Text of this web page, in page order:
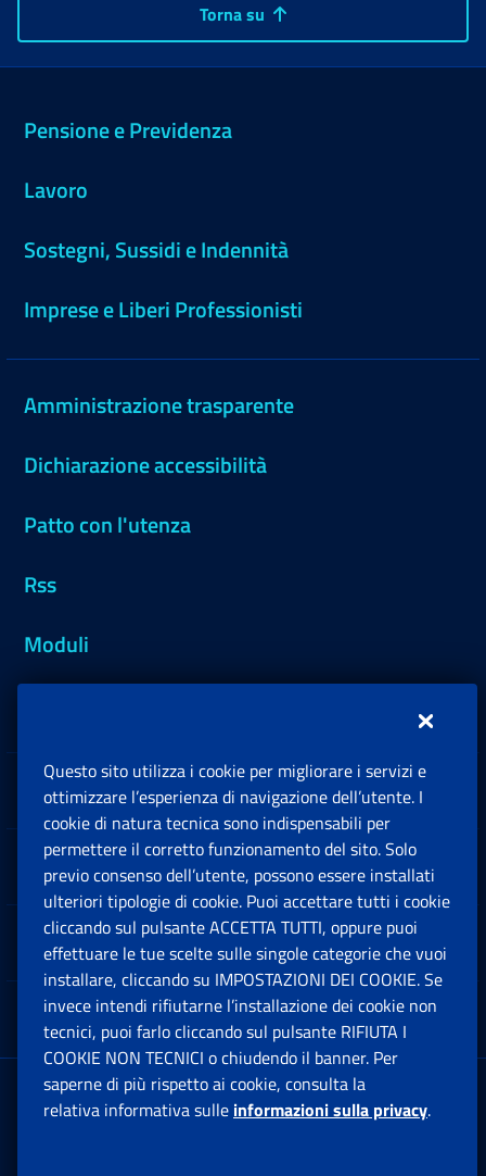
Torna su
Pensione e Previdenza
Lavoro
Sostegni, Sussidi e Indennità
Imprese e Liberi Professionisti
Amministrazione trasparente
Dichiarazione accessibilità
Patto con l'utenza
Rss
Moduli
Sedi e Contatti
Software
Note Legali
App mobile
Sede Legale : Via Ciro il Grande, 21
00144 Roma
Questo sito utilizza i cookie per migliorare i servizi e
ottimizzare l’esperienza di navigazione dell’utente. I
cookie di natura tecnica sono indispensabili per
permettere il corretto funzionamento del sito. Solo
previo consenso dell’utente, possono essere installati
ulteriori tipologie di cookie. Puoi accettare tutti i cookie
cliccando sul pulsante ACCETTA TUTTI, oppure puoi
effettuare le tue scelte sulle singole categorie che vuoi
installare, cliccando su IMPOSTAZIONI DEI COOKIE. Se
invece intendi rifiutarne l’installazione dei cookie non
tecnici, puoi farlo cliccando sul pulsante RIFIUTA I
COOKIE NON TECNICI o chiudendo il banner. Per
saperne di più rispetto ai cookie, consulta la
relativa informativa sulle informazioni sulla privacy.